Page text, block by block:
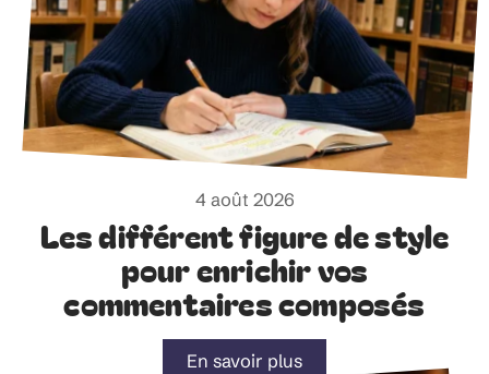
4 août 2026
Les différent figure de style
pour enrichir vos
commentaires composés
En savoir plus